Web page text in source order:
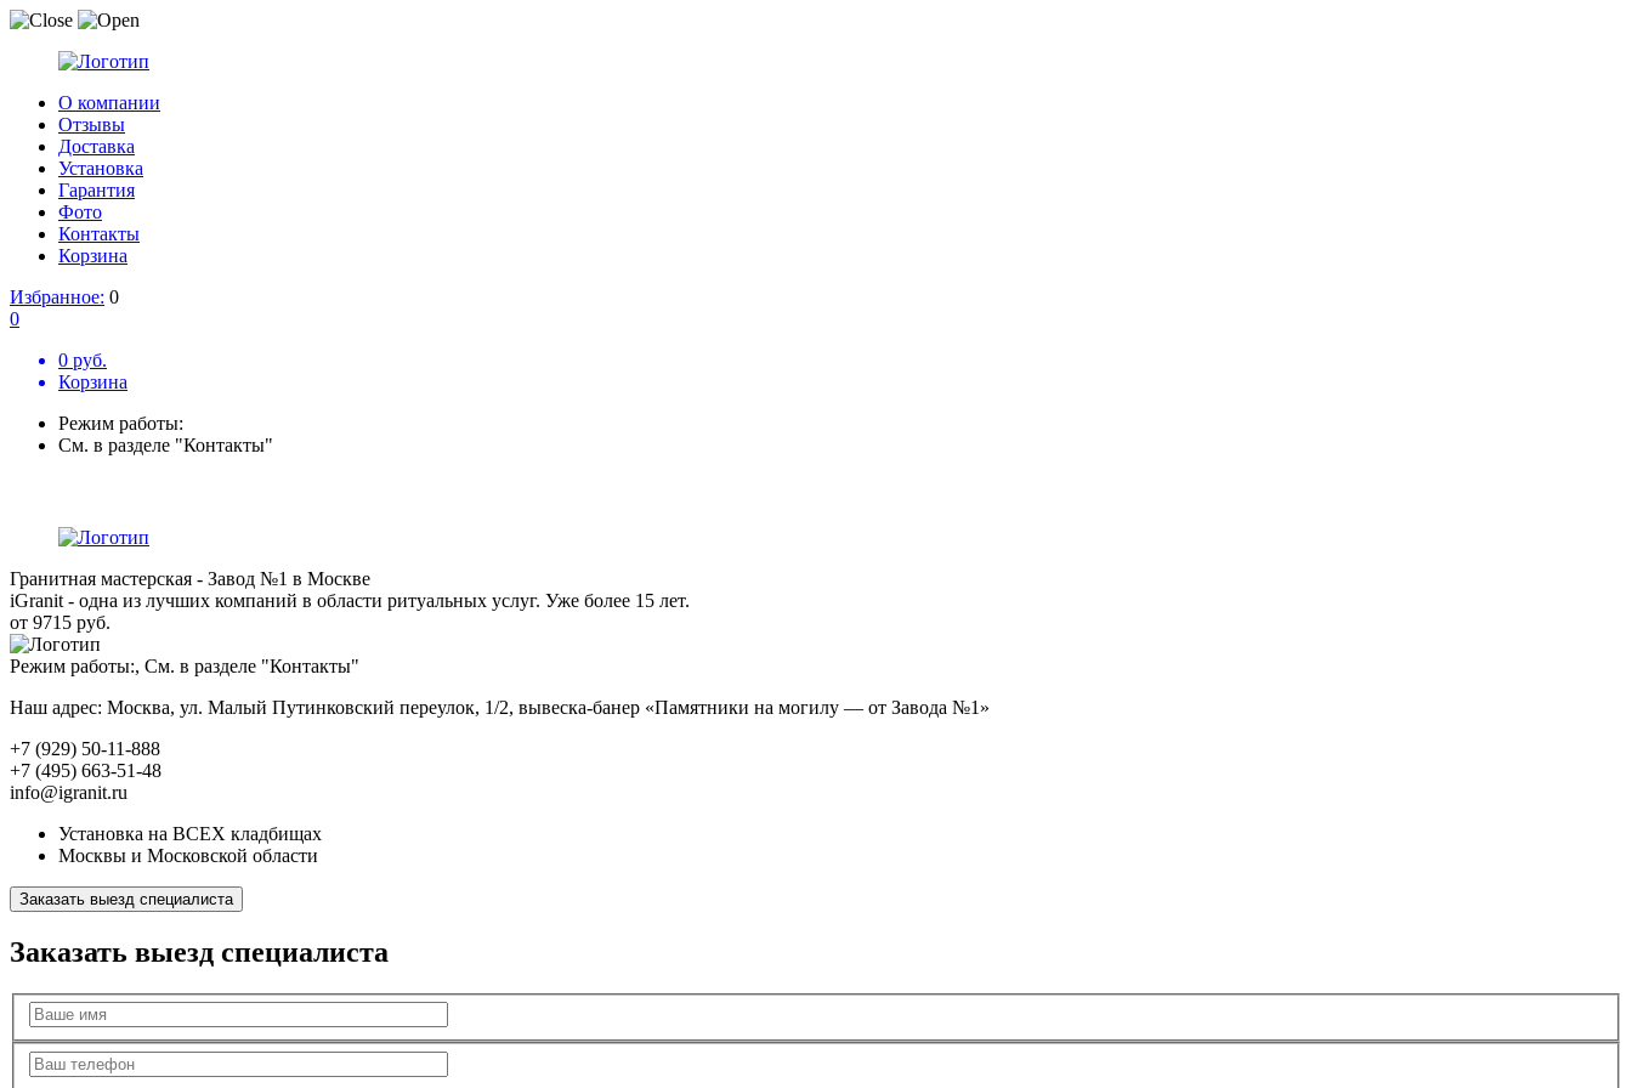
О компании
Отзывы
Доставка
Установка
Гарантия
Фото
Контакты
Корзина
Избранное: 0
0
0 руб.
Корзина
Режим работы:
См. в разделе "Контакты"
Гранитная мастерская - Завод №1 в Москве
iGranit - одна из лучших компаний в области ритуальных услуг. Уже более 15 лет.
от 9715 руб.
Режим работы:, См. в разделе "Контакты"
Наш адрес: Москва, ул. Малый Путинковский переулок, 1/2, вывеска-банер «Памятники на могилу — от Завода №1»
+7 (929) 50-11-888
+7 (495) 663-51-48
info@igranit.ru
Установка на ВСЕХ кладбищах
Москвы и Московской области
Заказать выезд специалиста
Заказать выезд специалиста